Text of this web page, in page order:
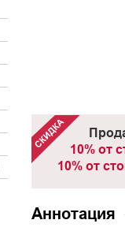
10% от
10% от
Аннотация